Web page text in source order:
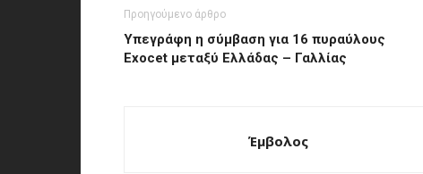
Προηγούμενο άρθρο
Υπεγράφη η σύμβαση για 16 πυραύλους
Exocet μεταξύ Ελλάδας – Γαλλίας
Έμβολος